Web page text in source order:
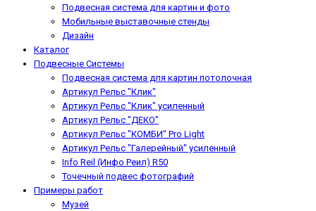
Подвесная система для картин и фото
Мобильные выставочные стенды
Дизайн
Каталог
Подвесные Системы
Подвесная система для картин потолочная
Артикул Рельс "Клик"
Артикул Рельс "Клик" усиленный
Артикул Рельс "ДЕКО"
Артикул Рельс "КОМБИ" Pro Light
Артикул Рельс "Галерейный" усиленный
Info Reil (Инфо Реил) R50
Точечный подвес фотографий
Примеры работ
Музей